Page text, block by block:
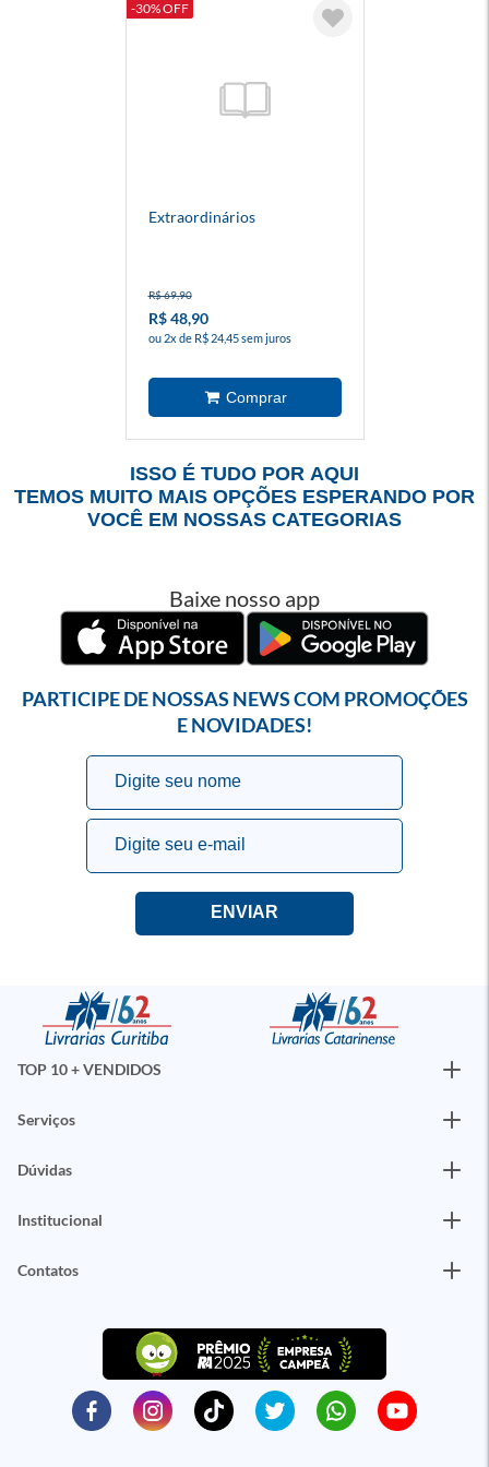
-30% OFF
Extraordinários
R$ 69,90
R$ 48,90
ou 2x de R$ 24,45 sem juros
ISSO É TUDO POR AQUI
TEMOS MUITO MAIS OPÇÕES ESPERANDO POR
VOCÊ EM NOSSAS CATEGORIAS
Baixe nosso app
PARTICIPE DE NOSSAS NEWS COM PROMOÇÕES
E NOVIDADES!
TOP 10 + VENDIDOS
Serviços
Dúvidas
Institucional
Contatos